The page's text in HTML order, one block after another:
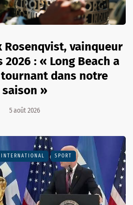
Rosenqvist, vainqueur
2026 : « Long Beach a
dans notre
saison »
5 août 2026
INTERNATIONAL SPORT